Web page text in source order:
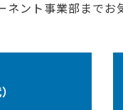
ネント事業部までお